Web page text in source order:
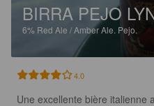
BIRRA PEJO
6% Red Ale / Amber Ale. Pejo.
4.0
Une excellente bière italienne